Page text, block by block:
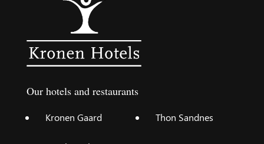
Our hotels and restaurants
Kronen Gaard Thon Sandnes